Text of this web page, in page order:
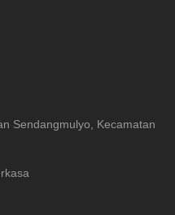
Sendangmulyo, Kecamatan